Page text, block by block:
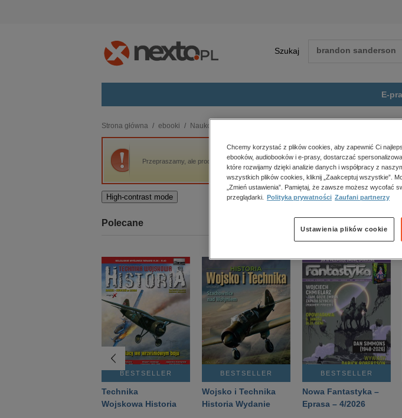
Szukaj
E-
budownictwo, aranżacja wnętrz
biznesowe, branżowe, gospodarka
darmowe wydania
edukacja
kobiece, lifestyle, kultura
polityka, społeczno-informacyjne
psychologiczne
inne
popularno-naukowe
historia
zdrowie
religie
Strona główna ebooki Naukowe i akademickie
Przepraszamy, ale produkt „Leksyka i frazeologia socjolektu biegaczy
High-contrast mode
Polecane
BESTSELLER
Technika
Wojskowa Historia
BESTSELLER
Wojsko i Technika
Historia Wydanie
BESTSELLER
Nowa Fantastyka –
Eprasa – 4/2026
Chcemy korzystać z plików cookies, aby zapewnić Ci
ebooków, audiobooków i e-prasy, dostarczać
które rozwijamy dzięki analizie danych i współpracy z
wszystkich plików cookies, kliknij „Zaakceptuj wszystkie”.
„Zmień ustawienia”. Pamiętaj, że zawsze możesz wycofać
przeglądarki.
Polityka prywatności Zaufani partnerzy
Ustawienia plików cookie